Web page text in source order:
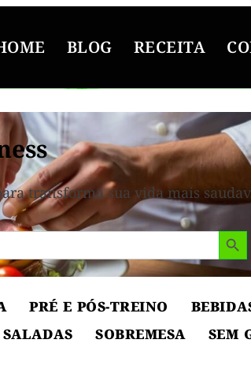
BLOG RECEITA
transforma sua vida mais
Search
PRÉ E PÓS-TREINO
SALADAS SOBREMESA SEM